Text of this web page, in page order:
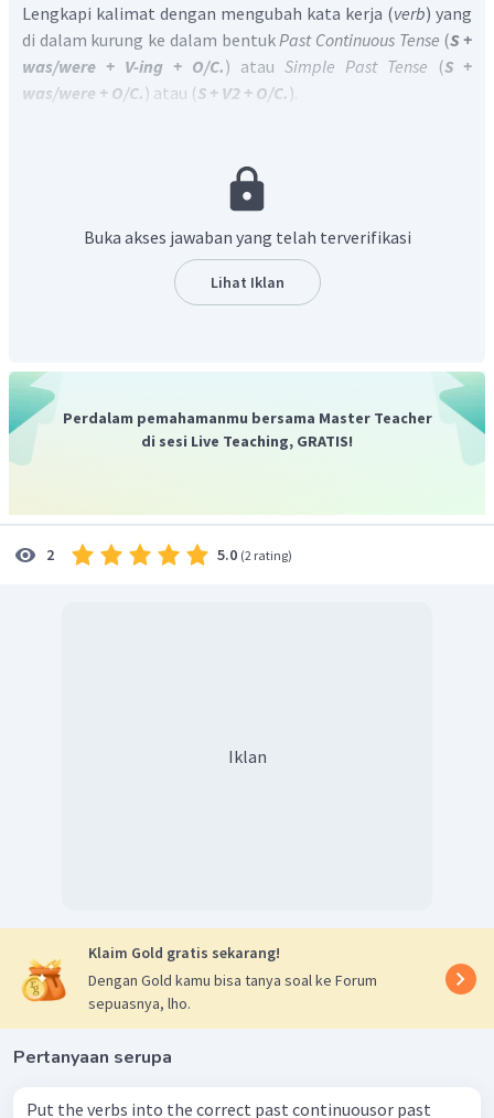
Lengkapi kalimat dengan mengubah kata kerja (verb) yang
di dalam kurung ke dalam bentuk Past Continuous Tense (S +
was/were + V-ing + O/C.) atau Simple Past Tense (S +
was/were + O/C.) atau (S + V2 + O/C.).
sementara anak laki-laki ____ (menyirami) nya.)
Kata yang tepat untuk mengisi bagian rumpang adalah
lengkapnya menjadi "Anak perempuan sedang menanam
sementara anak laki-laki menyiraminya
Jadi, jawaban yang tepat adalah "The girls were planting
Buka akses jawaban yang telah terverifikasi
Lihat Iklan
Perdalam pemahamanmu bersama Master Teacher
di sesi Live Teaching, GRATIS!
2 5.0 (2 rating)
Iklan
Klaim Gold gratis sekarang!
Dengan Gold kamu bisa tanya soal ke Forum
sepuasnya, lho.
Pertanyaan serupa
Put the verbs into the correct past continuousor past